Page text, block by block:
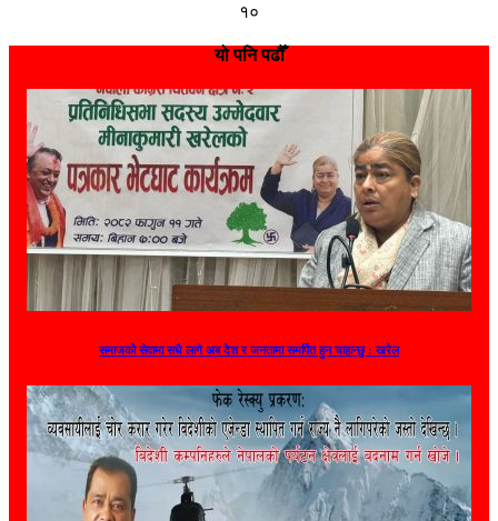
१०
यो पनि पढौँ
समाजको सेवामा सधै लागे अब देश र जनतामा समर्पित हुन चाहान्छु : खरेल